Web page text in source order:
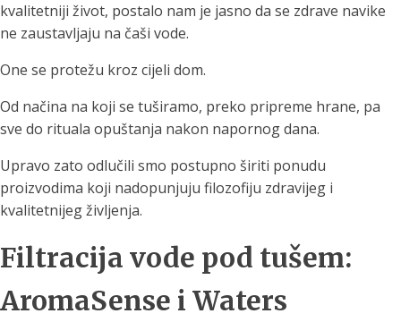
kvalitetniji život, postalo nam je jasno da se zdrave navike
ne zaustavljaju na čaši vode.
One se protežu kroz cijeli dom.
Od načina na koji se tuširamo, preko pripreme hrane, pa
sve do rituala opuštanja nakon napornog dana.
Upravo zato odlučili smo postupno širiti ponudu
proizvodima koji nadopunjuju filozofiju zdravijeg i
kvalitetnijeg življenja.
Filtracija vode pod tušem:
AromaSense i Waters